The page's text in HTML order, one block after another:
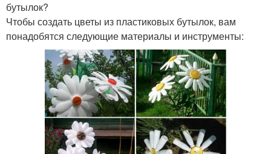
бутылок?
Чтобы создать цветы из пластиковых бутылок, вам
понадобятся следующие материалы и инструменты: